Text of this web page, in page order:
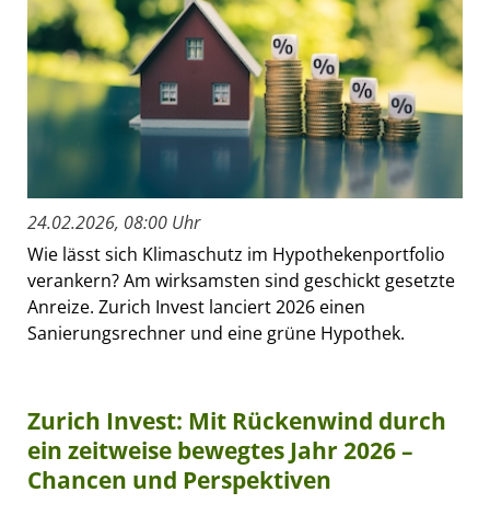
24.02.2026, 08:00 Uhr
Wie lässt sich Klimaschutz im Hypothekenportfolio
verankern? Am wirksamsten sind geschickt gesetzte
Anreize. Zurich Invest lanciert 2026 einen
Sanierungsrechner und eine grüne Hypothek.
Zurich Invest: Mit Rückenwind durch
ein zeitweise bewegtes Jahr 2026 –
Chancen und Perspektiven